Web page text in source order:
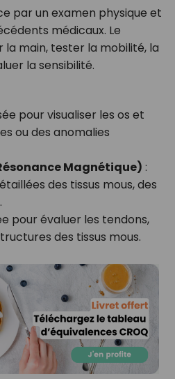
par un examen physique et
médicaux. Le
main, tester la mobilité, la
la sensibilité.
pour visualiser les os et
ou des anomalies
Magnétique) :
des tissus mous, des
pour évaluer les tendons,
des tissus mous.